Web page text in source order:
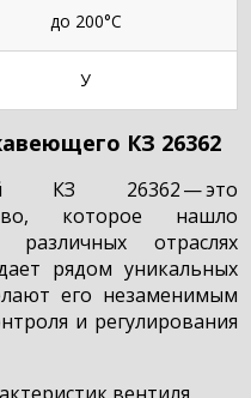
до 200°С
У
КЗ 26362
КЗ 26362 — это
которое нашло
отраслях
рядом уникальных
его незаменимым
и регулирования